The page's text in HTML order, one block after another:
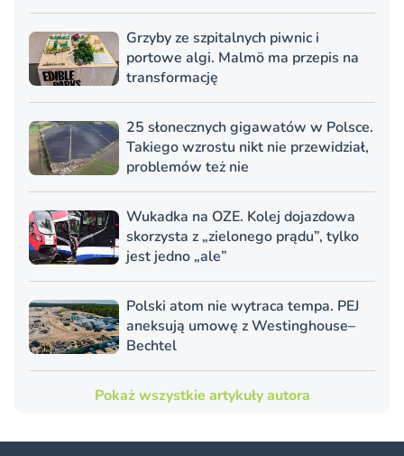
Grzyby ze szpitalnych piwnic i
portowe algi. Malmö ma przepis na
transformację
25 słonecznych gigawatów w Polsce.
Takiego wzrostu nikt nie przewidział,
problemów też nie
Wukadka na OZE. Kolej dojazdowa
skorzysta z „zielonego prądu”, tylko
jest jedno „ale”
Polski atom nie wytraca tempa. PEJ
aneksują umowę z Westinghouse–
Bechtel
Pokaż wszystkie artykuły autora